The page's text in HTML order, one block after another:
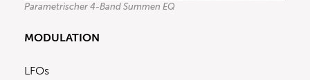
Parametrischer 4-Band Summen EQ
MODULATION
LFOs